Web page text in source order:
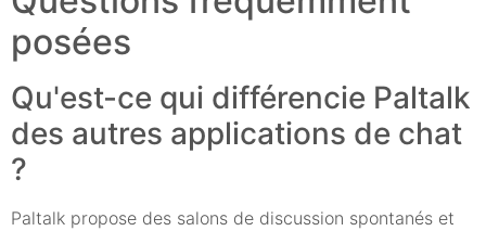
posées
Qu'est-ce qui différencie Paltalk
des autres applications de chat
?
Paltalk propose des salons de discussion spontanés et